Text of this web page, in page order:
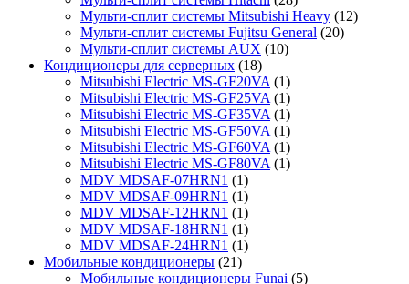
Мульти-сплит системы Mitsubishi Heavy (12)
Мульти-сплит системы Fujitsu General (20)
Мульти-сплит системы AUX (10)
Кондиционеры для серверных (18)
Mitsubishi Electric MS-GF20VA (1)
Mitsubishi Electric MS-GF25VA (1)
Mitsubishi Electric MS-GF35VA (1)
Mitsubishi Electric MS-GF50VA (1)
Mitsubishi Electric MS-GF60VA (1)
Mitsubishi Electric MS-GF80VA (1)
MDV MDSAF-07HRN1 (1)
MDV MDSAF-09HRN1 (1)
MDV MDSAF-12HRN1 (1)
MDV MDSAF-18HRN1 (1)
MDV MDSAF-24HRN1 (1)
Мобильные кондиционеры (21)
Мобильные кондиционеры Funai (5)